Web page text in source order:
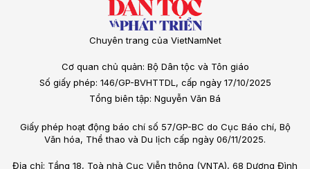
Chuyên trang của VietNamNet
Cơ quan chủ quản: Bộ Dân tộc và Tôn giáo
Số giấy phép: 146/GP-BVHTTDL, cấp ngày 17/10/2025
Tổng biên tập: Nguyễn Văn Bá
Giấy phép hoạt động báo chí số 57/GP-BC do Cục Báo chí, Bộ
Văn hóa, Thể thao và Du lịch cấp ngày 06/11/2025.
Địa chỉ: Tầng 18, Toà nhà Cục Viễn thông (VNTA), 68 Dương Đình